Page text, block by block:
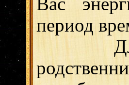
период
Для